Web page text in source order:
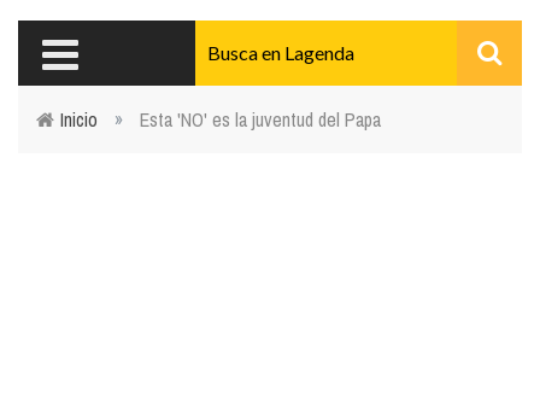
Inicio » Esta 'NO' es la juventud del Papa